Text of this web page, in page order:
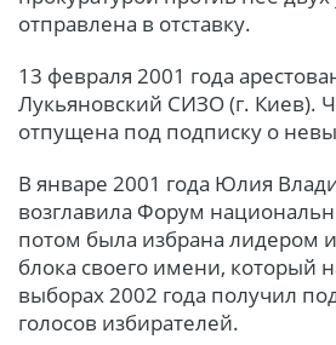
отправлена в отставку.
13 февраля 2001 года
Лукьяновский СИЗО (г. Киев).
отпущена под подписку о
В январе 2001 года Юлия
возглавила Форум
потом была избрана лидером
блока своего имени, который
выборах 2002 года получил
голосов избирателей.